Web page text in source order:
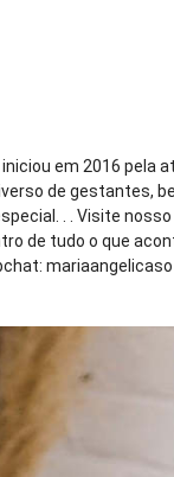
em 2016
de gestantes,
. . Visite
de tudo o que